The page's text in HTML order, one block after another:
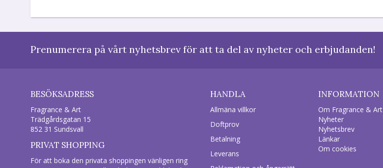
Prenumerera på vårt nyhetsbrev för att ta del av nyheter och erbjudanden!
BESÖKSADRESS
Fragrance & Art
Trädgårdsgatan 15
852 31 Sundsvall
PRIVAT SHOPPING
För att boka den privata shoppingen vänligen ring
HANDLA
Allmäna villkor
Doftprov
Betalning
Leverans
INFORMATION
Om Fragrance & Art
Nyheter
Nyhetsbrev
Länkar
Om cookies